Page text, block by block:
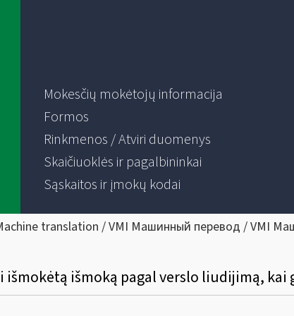
Mokesčių mokėtojų informacija
Formos
Rinkmenos / Atviri duomenys
Skaičiuoklės ir pagalbininkai
Sąskaitos ir įmokų kodai
translation / VMI Машинный перевод / VMI